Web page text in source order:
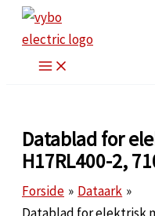
indholdet
Datablad for
H17RL400-2,
Forside
Dataark